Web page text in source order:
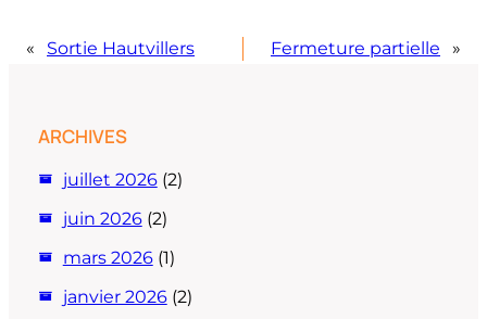
« Sortie Hautvillers Fermeture partielle »
ARCHIVES
juillet 2026(2)
juin 2026(2)
mars 2026(1)
janvier 2026(2)